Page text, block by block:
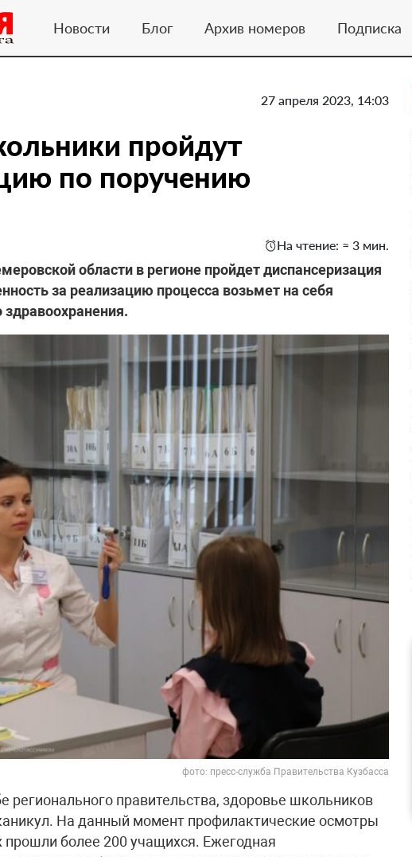
Новости Блог Архив номеров Подписка
27 апреля 2023, 14:03
пройдут
по поручению
На чтение: ≈ 3 мин.
области в регионе пройдет диспансеризация
за реализацию процесса возьмет на себя
фото: пресс-служба Правительства Кузбасса
регионального правительства, здоровье школьников
На данный момент профилактические осмотры
более 200 учащихся. Ежегодная